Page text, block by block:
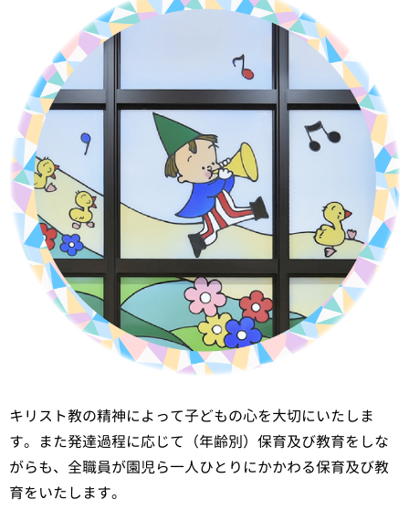
キリスト教の精神によって子どもの心を大切にいたしま
す。また発達過程に応じて（年齢別）保育及び教育をしな
がらも、全職員が園児ら一人ひとりにかかわる保育及び教
育をいたします。